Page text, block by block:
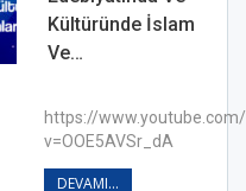
Kültüründe İslam
Ve…
https://
v=OOE5AVSr_dA
DEVAMI...